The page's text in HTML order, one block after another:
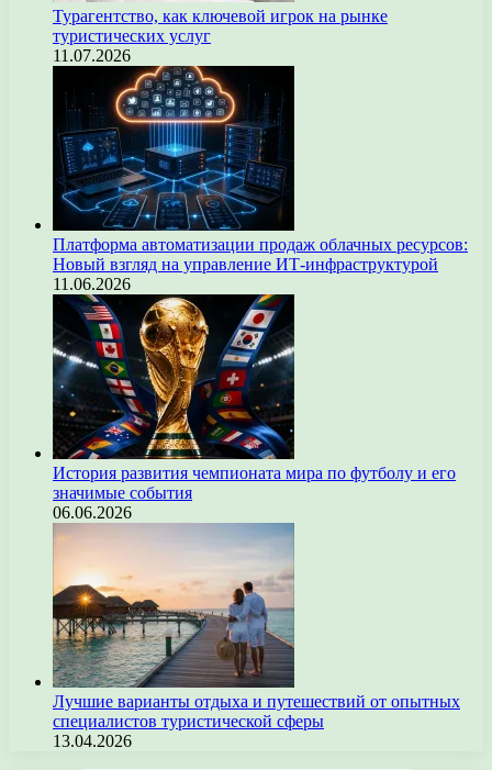
Турагентство, как ключевой игрок на рынке
туристических услуг
11.07.2026
Платформа автоматизации продаж облачных ресурсов:
Новый взгляд на управление ИТ-инфраструктурой
11.06.2026
История развития чемпионата мира по футболу и его
значимые события
06.06.2026
Лучшие варианты отдыха и путешествий от опытных
специалистов туристической сферы
13.04.2026